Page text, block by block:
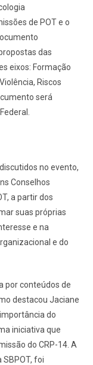
de POT e o
das
eixos: Formação
Riscos
será
no evento,
Conselhos
a partir dos
suas próprias
e na
e do
por conteúdos de
destacou Jaciane
do
iniciativa que
do CRP-14. A
SBPOT, foi